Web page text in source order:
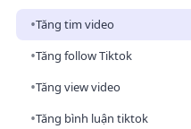
•Tăng tim video
•Tăng follow Tiktok
•Tăng view video
•Tăng bình luận tiktok